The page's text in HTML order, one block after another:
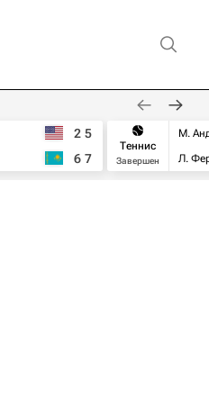
2 5
6 7
Теннис
Завершен
М.
Л.